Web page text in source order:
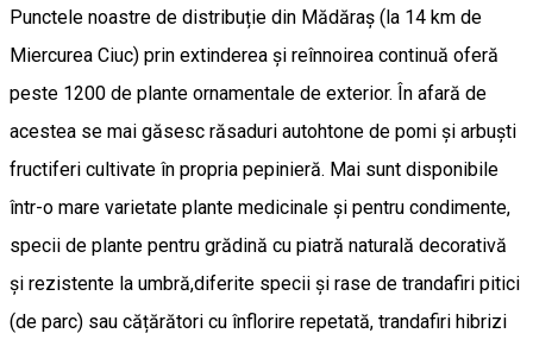
Punctele noastre de distribuție din Mădăraș (la 14 km de
Miercurea Ciuc) prin extinderea și reînnoirea continuă oferă
peste 1200 de plante ornamentale de exterior. În afară de
acestea se mai găsesc răsaduri autohtone de pomi și arbuști
fructiferi cultivate în propria pepinieră. Mai sunt disponibile
într-o mare varietate plante medicinale și pentru condimente,
specii de plante pentru grădină cu piatră naturală decorativă
și rezistente la umbră,diferite specii și rase de trandafiri pitici
(de parc) sau cățărători cu înflorire repetată, trandafiri hibrizi